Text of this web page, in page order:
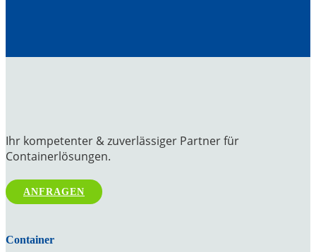
Ihr kompetenter & zuverlässiger Partner für
Containerlösungen.
ANFRAGEN
Container